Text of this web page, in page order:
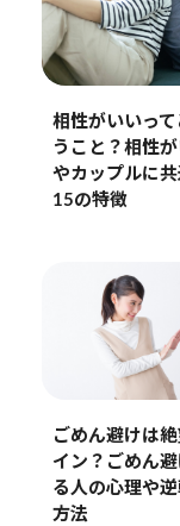
相性がいいっ
うこと？相性
やカップルに共
15の特徴
ごめん避けは
イン？ごめん
る人の心理や
方法